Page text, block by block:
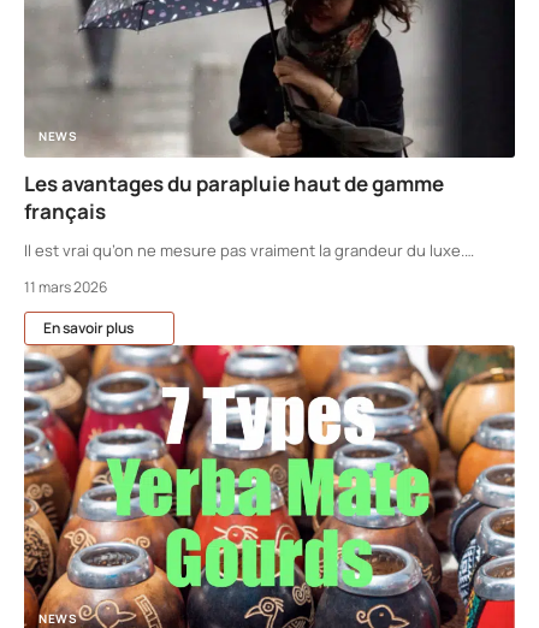
NEWS
Les avantages du parapluie haut de gamme
français
Il est vrai qu’on ne mesure pas vraiment la grandeur du luxe.…
11 mars 2026
En savoir plus
NEWS